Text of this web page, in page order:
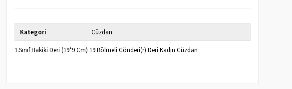
Kategori Cüzdan
1.Sınıf Hakiki Deri (19*9 Cm) 19 Bölmeli Gönderi(r) Deri Kadın Cüzdan